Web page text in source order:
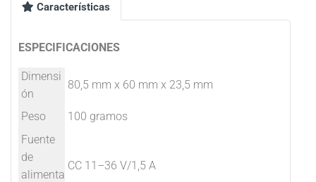
Características
ESPECIFICACIONES
Dimensi
ón
80,5 mm x 60 mm x 23,5 mm
Peso
100 gramos
Fuente
de
alimenta
CC 11–36 V/1,5 A